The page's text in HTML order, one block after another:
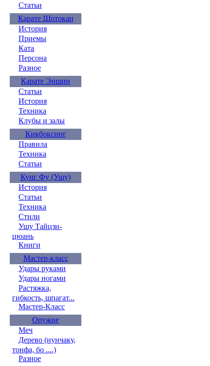
Статьи
Карате Шотокан
История
Приемы
Ката
Персона
Разное
Карате Эншин
Статьи
История
Техника
Клубы и залы
Кикбоксинг
Правила
Техника
Статьи
Кунг Фу (Ушу)
История
Статьи
Техника
Стили
Ушу Тайцзи-
цюань
Книги
Мастер-класс
Удары руками
Удары ногами
Растяжка,
гибкость, шпагат...
Мастер-Класс
Оружие
Меч
Дерево (нунчаку,
тонфа, бо ....)
Разное